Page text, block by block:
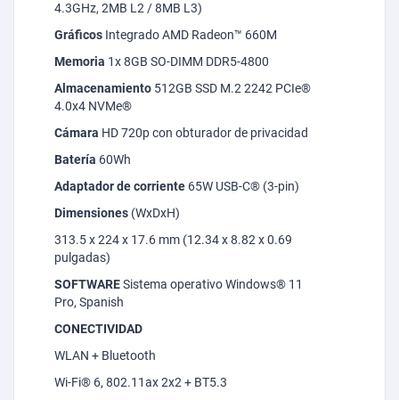
4.3GHz, 2MB L2 / 8MB L3)
Gráficos Integrado AMD Radeon™ 660M
Memoria 1x 8GB SO-DIMM DDR5-4800
Almacenamiento 512GB SSD M.2 2242 PCIe®
4.0x4 NVMe®
Cámara HD 720p con obturador de privacidad
Batería 60Wh
Adaptador de corriente 65W USB-C® (3-pin)
Dimensiones (WxDxH)
313.5 x 224 x 17.6 mm (12.34 x 8.82 x 0.69
pulgadas)
SOFTWARESistema operativo Windows® 11
Pro, Spanish
CONECTIVIDAD
WLAN + Bluetooth
Wi-Fi® 6, 802.11ax 2x2 + BT5.3